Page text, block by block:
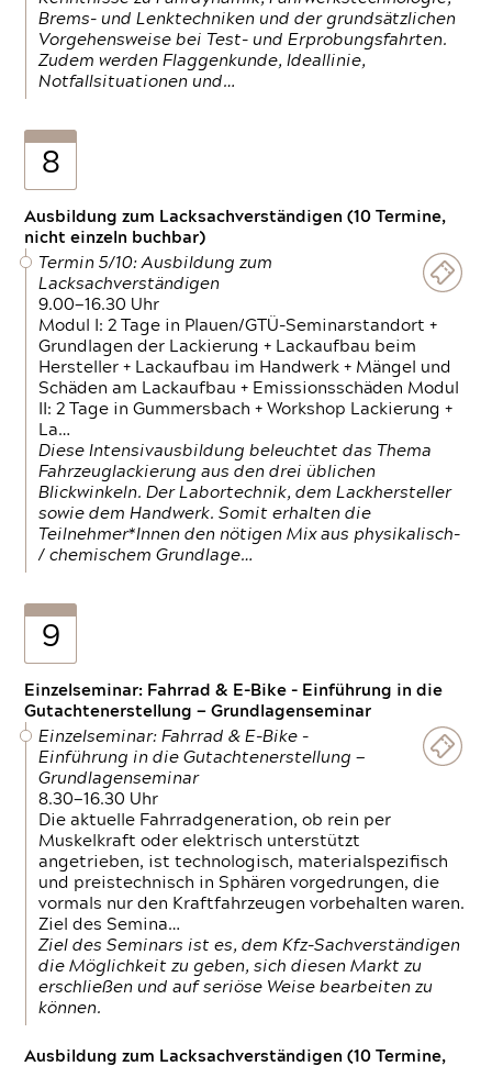
Brems- und Lenktechniken und der grundsätzlichen
Vorgehensweise bei Test- und Erprobungsfahrten.
Zudem werden Flaggenkunde, Ideallinie,
Notfallsituationen und…
8
Ausbildung zum Lacksachverständigen (10 Termine,
nicht einzeln buchbar)
Termin 5/10: Ausbildung zum
Lacksachverständigen
9.00—16.30 Uhr
Modul I: 2 Tage in Plauen/GTÜ-Seminarstandort +
Grundlagen der Lackierung + Lackaufbau beim
Hersteller + Lackaufbau im Handwerk + Mängel und
Schäden am Lackaufbau + Emissionsschäden Modul
II: 2 Tage in Gummersbach + Workshop Lackierung +
La…
Diese Intensivausbildung beleuchtet das Thema
Fahrzeuglackierung aus den drei üblichen
Blickwinkeln. Der Labortechnik, dem Lackhersteller
sowie dem Handwerk. Somit erhalten die
Teilnehmer*Innen den nötigen Mix aus physikalisch-
/ chemischem Grundlage…
9
Einzelseminar: Fahrrad & E-Bike - Einführung in die
Gutachtenerstellung — Grundlagenseminar
Einzelseminar: Fahrrad & E-Bike -
Einführung in die Gutachtenerstellung —
Grundlagenseminar
8.30—16.30 Uhr
Die aktuelle Fahrradgeneration, ob rein per
Muskelkraft oder elektrisch unterstützt
angetrieben, ist technologisch, materialspezifisch
und preistechnisch in Sphären vorgedrungen, die
vormals nur den Kraftfahrzeugen vorbehalten waren.
Ziel des Semina…
Ziel des Seminars ist es, dem Kfz-Sachverständigen
die Möglichkeit zu geben, sich diesen Markt zu
erschließen und auf seriöse Weise bearbeiten zu
können.
Ausbildung zum Lacksachverständigen (10 Termine,